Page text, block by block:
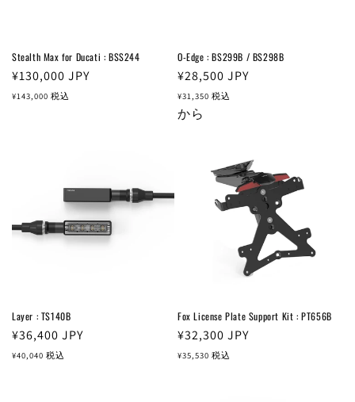
Stealth Max for Ducati : BSS244
通
常
¥130,000 JPY
¥143,000 税込
O-Edge : BS299B / BS298B
通
常
価
¥28,500 JPY
¥31,350 税込
から
Layer : TS140B
通
常
¥36,400 JPY
¥40,040 税込
Fox License Plate Support Kit : PT656B
通
常
¥32,300 JPY
¥35,530 税込